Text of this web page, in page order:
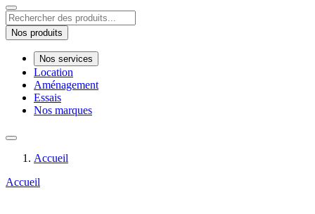
Nos produits
Nos services
Location
Aménagement
Essais
Nos marques
Accueil
Accueil